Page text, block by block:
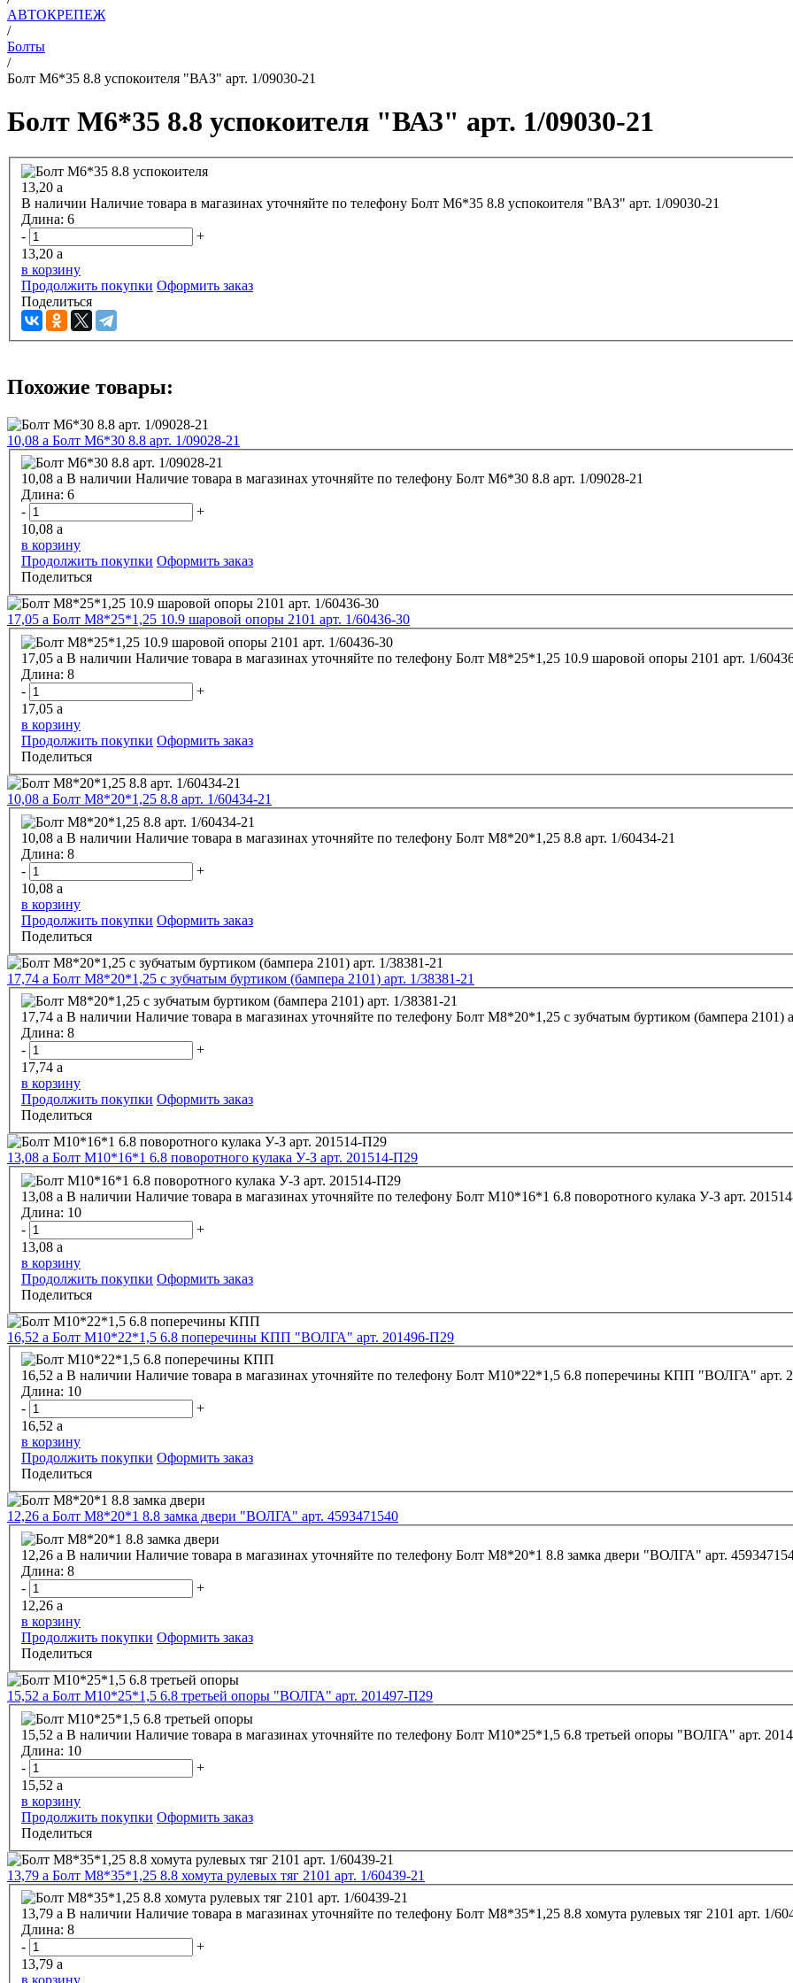
АВТОКРЕПЕЖ
/
Болты
/
Болт М6*35 8.8 успокоителя "ВАЗ" арт. 1/09030-21
Болт М6*35 8.8 успокоителя "ВАЗ" арт. 1/09030-21
13,20 a
В наличии Наличие товара в магазинах уточняйте по телефону
Болт М6*35 8.8 успокоителя "ВАЗ" арт. 1/09030-21
Длина: 6
-
+
13,20 a
в корзину
Продолжить покупки Оформить заказ
Поделиться
Похожие товары:
10,08 a Болт М6*30 8.8 арт. 1/09028-21
10,08 a В наличии Наличие товара в магазинах уточняйте по телефону
Болт М6*30 8.8 арт. 1/09028-21
Длина: 6
-
+
10,08 a
в корзину
Продолжить покупки Оформить заказ
Поделиться
17,05 a Болт М8*25*1,25 10.9 шаровой опоры 2101 арт. 1/60436-30
17,05 a В наличии Наличие товара в магазинах уточняйте по телефону Болт М8*25*1,25 10.9 шаровой опоры 2101 арт. 1/
Длина: 8
-
+
17,05 a
в корзину
Продолжить покупки Оформить заказ
Поделиться
10,08 a Болт М8*20*1,25 8.8 арт. 1/60434-21
10,08 a В наличии Наличие товара в магазинах уточняйте по телефону
Болт М8*20*1,25 8.8 арт. 1/60434-21
Длина: 8
-
+
10,08 a
в корзину
Продолжить покупки Оформить заказ
Поделиться
17,74 a Болт М8*20*1,25 с зубчатым буртиком (бампера 2101) арт. 1/38381-21
17,74 a В наличии Наличие товара в магазинах уточняйте по телефону
Длина: 8
-
+
17,74 a
в корзину
Продолжить покупки Оформить заказ
Поделиться
13,08 a Болт М10*16*1 6.8 поворотного кулака У-З арт. 201514-П29
13,08 a В наличии Наличие товара в магазинах уточняйте по телефону
Болт М10*16*1 6.8 поворотного кулака
Длина: 10
-
+
13,08 a
в корзину
Продолжить покупки Оформить заказ
Поделиться
16,52 a Болт М10*22*1,5 6.8 поперечины КПП "ВОЛГА" арт. 201496-П29
16,52 a В наличии Наличие товара в магазинах уточняйте по телефону
Болт М10*22*1,5
Длина: 10
-
+
16,52 a
в корзину
Продолжить покупки Оформить заказ
Поделиться
12,26 a Болт М8*20*1 8.8 замка двери "ВОЛГА" арт. 4593471540
12,26 a В наличии Наличие товара в магазинах уточняйте по телефону
Болт М8*20*1 8.8 замка двери "ВОЛГА" арт.
Длина: 8
-
+
12,26 a
в корзину
Продолжить покупки Оформить заказ
Поделиться
15,52 a Болт М10*25*1,5 6.8 третьей опоры "ВОЛГА" арт. 201497-П29
15,52 a В наличии Наличие товара в магазинах уточняйте по телефону
Болт М10*25*1,5 6.8 третьей
Длина: 10
-
+
15,52 a
в корзину
Продолжить покупки Оформить заказ
Поделиться
13,79 a Болт М8*35*1,25 8.8 хомута рулевых тяг 2101 арт. 1/60439-21
13,79 a В наличии Наличие товара в магазинах уточняйте по телефону
Болт М8*35*1,25 8.8 хомута
Длина: 8
-
+
13,79 a